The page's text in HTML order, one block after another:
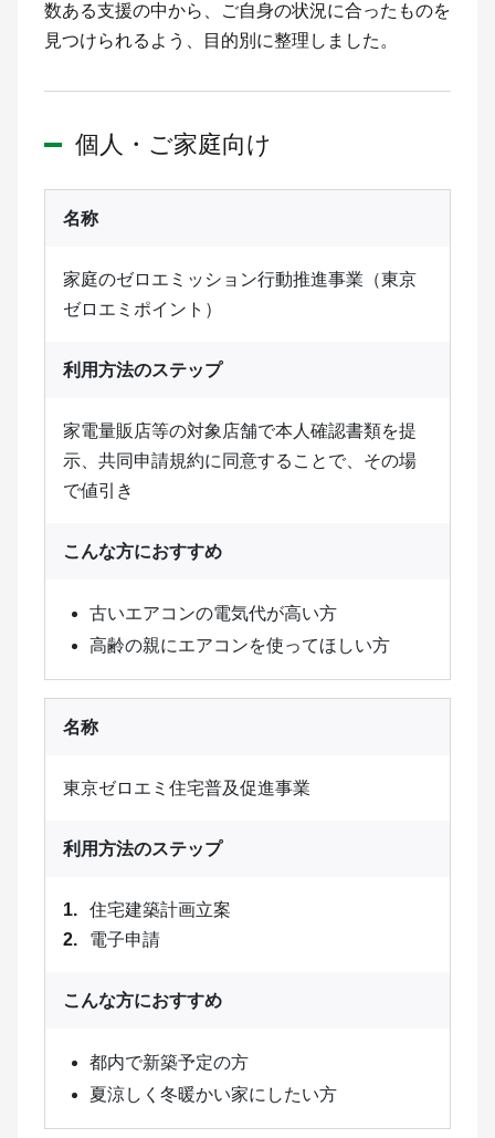
数ある支援の中から、ご自身の状況に合ったものを
見つけられるよう、目的別に整理しました。
個人・ご家庭向け
名称
家庭のゼロエミッション行動推進事業（東京
ゼロエミポイント）
利用方法のステップ
家電量販店等の対象店舗で本人確認書類を提
示、共同申請規約に同意することで、その場
で値引き
こんな方におすすめ
古いエアコンの電気代が高い方
高齢の親にエアコンを使ってほしい方
名称
東京ゼロエミ住宅普及促進事業
利用方法のステップ
住宅建築計画立案
電子申請
こんな方におすすめ
都内で新築予定の方
夏涼しく冬暖かい家にしたい方